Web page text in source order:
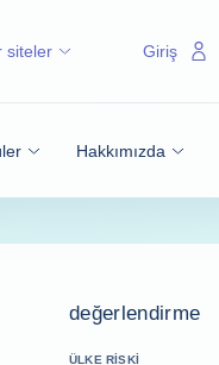
Hakkımızda
siteler Giriş
değerlendirme
ÜLKE RISKI